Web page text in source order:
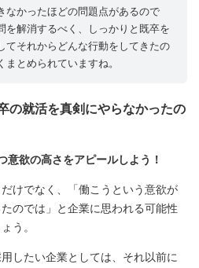
なかったほどの問題点があるので
を解消するべく、しっかりと既卒を
てそれからどんな行動をしてきたの
まとめられていますね。
の就活を真剣にやらなかったの
意欲の高さをアピールしよう！
けでなく、「働こうという意欲が
のでは」と企業に思われる可能性
う。
したい企業としては、それ以前に